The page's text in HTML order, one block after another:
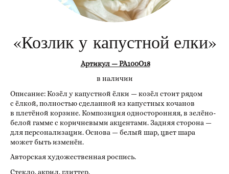
«Козлик у капустной елки»
Артикул — РА100О18
в наличии
Описание: Козёл у капустной ёлки — козёл стоит рядом
с ёлкой, полностью сделанной из капустных кочанов
в плетёной корзине. Композиция односторонняя, в зелёно-
белой гамме с коричневыми акцентами. Задняя сторона —
для персонализации. Основа — белый шар, цвет шара
может быть изменён.
Авторская художественная роспись.
Стекло, акрил, глиттер.